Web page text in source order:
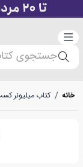
دسته‌بندی
جستجوی
خانه / کتاب میلیونر